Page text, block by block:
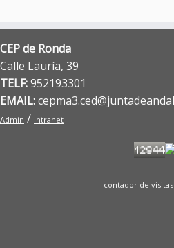
CEP de Ronda
Calle Lauría, 39
TELF:952193301
EMAIL:
Admin / Intranet
contador de